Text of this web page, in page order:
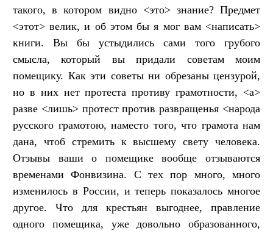
такого, в котором видно <это> знание? Предмет
<этот> велик, и об этом бы я мог вам <написать>
книги. Вы бы устыдились сами того грубого
смысла, который вы придали советам моим
помещику. Как эти советы ни обрезаны цензурой,
но в них нет протеста противу грамотности, <а>
разве <лишь> протест против развращенья <народа
русского грамотою, наместо того, что грамота нам
дана, чтоб стремить к высшему свету человека.
Отзывы ваши о помещике вообще отзываются
временами Фонвизина. С тех пор много, много
изменилось в России, и теперь показалось многое
другое. Что для крестьян выгоднее, правление
одного помещика, уже довольно образованного,